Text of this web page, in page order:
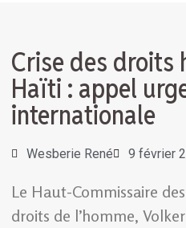
Crise des droits
Haïti : appel
internationale
Wesberie René 9 février
Le Haut-Commissaire
droits de l’homme,